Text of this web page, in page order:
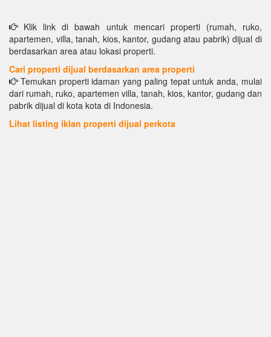
Klik link di bawah untuk mencari properti (rumah, ruko,
apartemen, villa, tanah, kios, kantor, gudang atau pabrik) dijual di
berdasarkan area atau lokasi properti.
Cari properti dijual berdasarkan area properti
Temukan properti idaman yang paling tepat untuk anda, mulai
dari rumah, ruko, apartemen villa, tanah, kios, kantor, gudang dan
pabrik dijual di kota kota di Indonesia.
Lihat listing iklan properti dijual perkota